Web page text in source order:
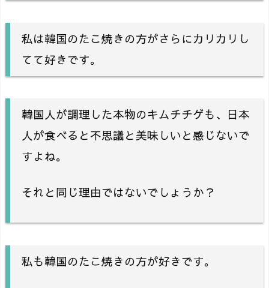
私は韓国のたこ焼きの方がさらにカリカリし
てて好きです。
韓国人が調理した本物のキムチチゲも、日本
人が食べると不思議と美味しいと感じないで
すよね。
それと同じ理由ではないでしょうか？
私も韓国のたこ焼きの方が好きです。